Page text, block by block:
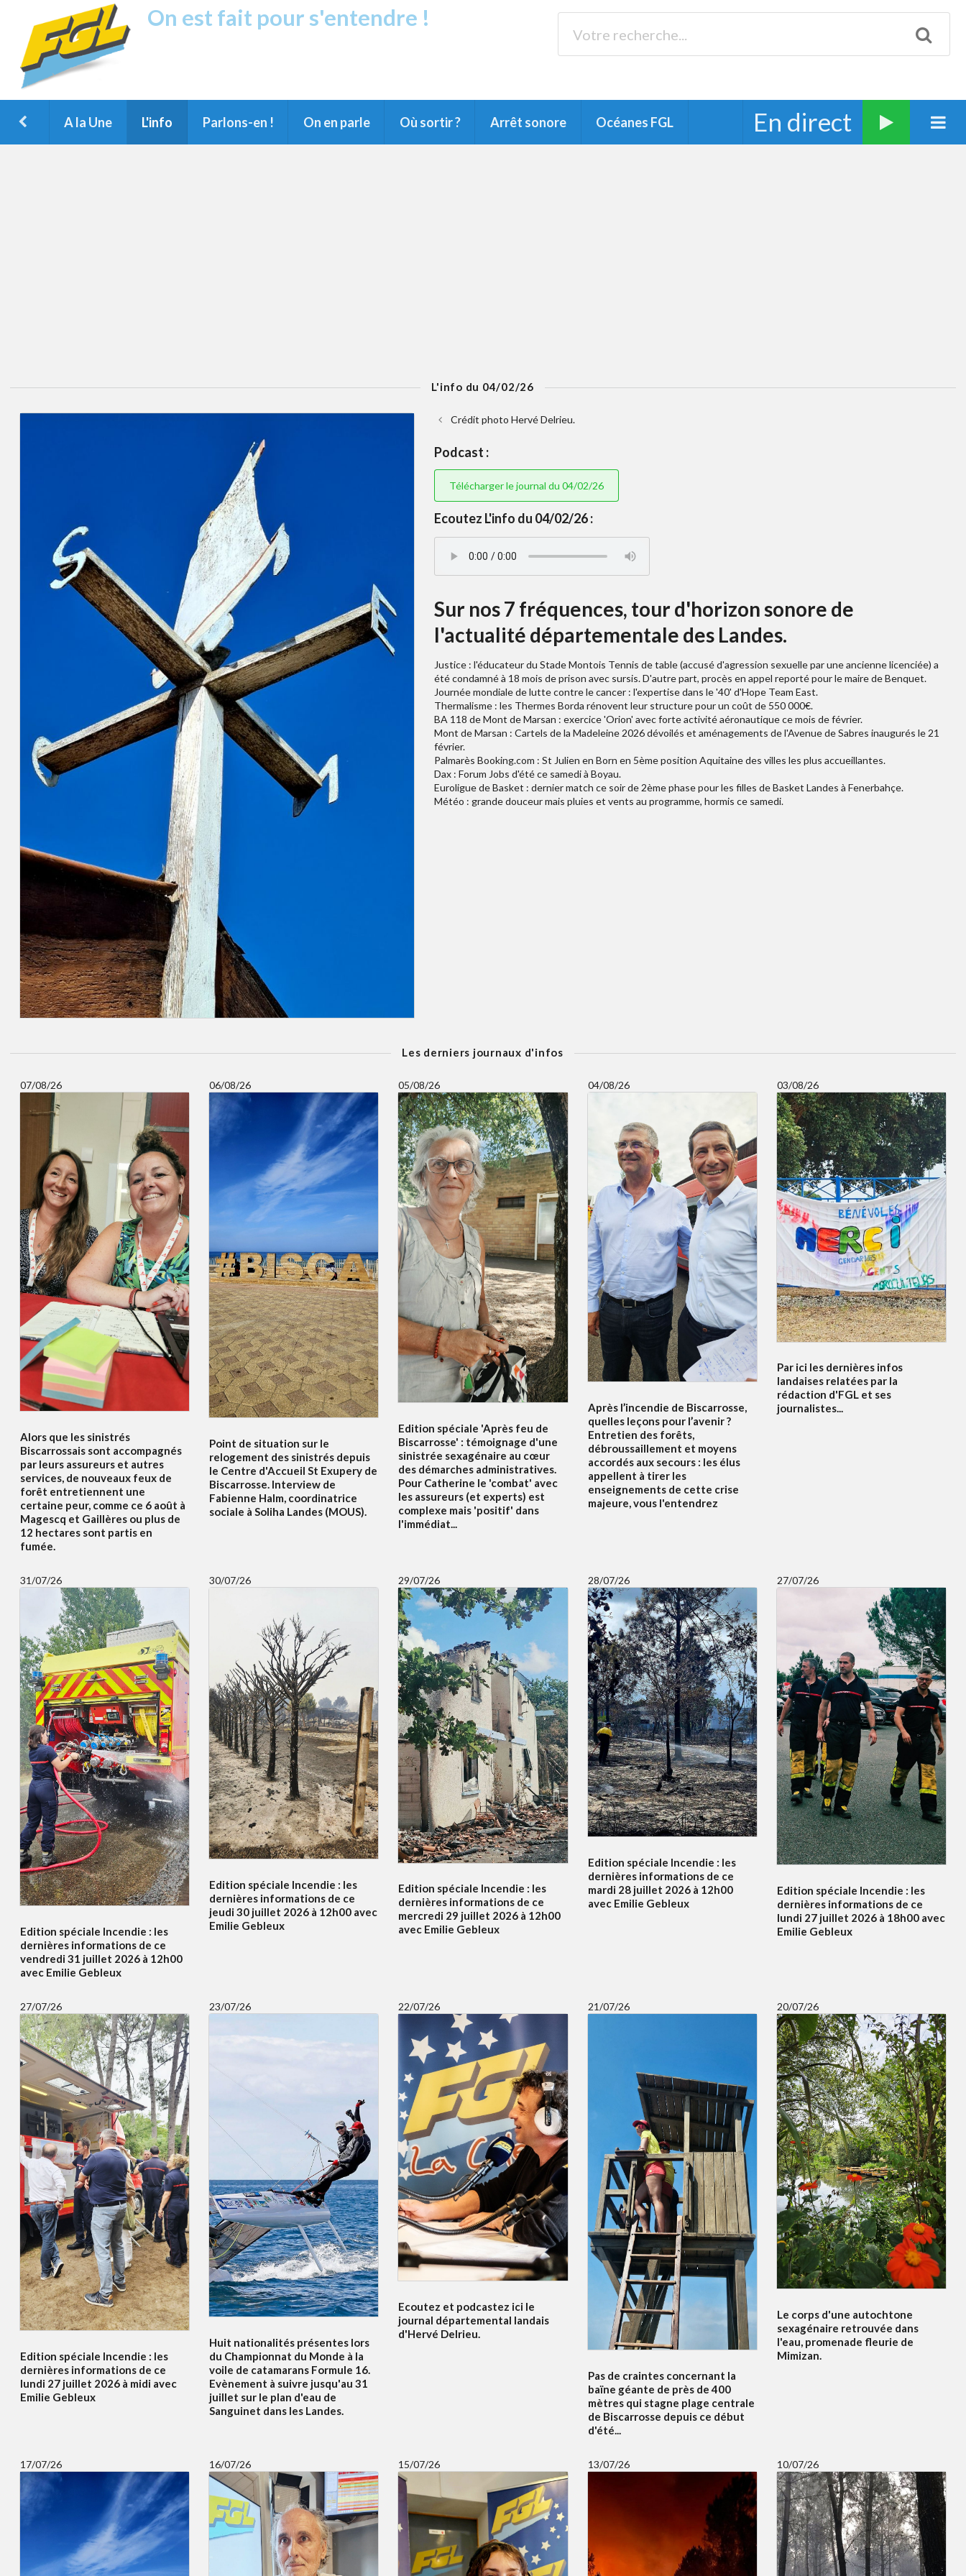
On est fait pour s'entendre !
A la Une L'info Parlons-en ! On en parle Où sortir ? Arrêt sonore Océanes FGL En direct
L'info du 04/02/26
Crédit photo Hervé Delrieu.
Podcast :
Télécharger le journal du 04/02/26
Ecoutez L'info du 04/02/26 :
Sur nos 7 fréquences, tour d'horizon sonore de
l'actualité départementale des Landes.
Justice : l'éducateur du Stade Montois Tennis de table (accusé d'agression sexuelle par une ancienne licenciée) a
été condamné à 18 mois de prison avec sursis. D'autre part, procès en appel reporté pour le maire de Benquet.
Journée mondiale de lutte contre le cancer : l'expertise dans le '40' d'Hope Team East.
Thermalisme : les Thermes Borda rénovent leur structure pour un coût de 550 000€.
BA 118 de Mont de Marsan : exercice 'Orion' avec forte activité aéronautique ce mois de février.
Mont de Marsan : Cartels de la Madeleine 2026 dévoilés et aménagements de l'Avenue de Sabres inaugurés le 21
février.
Palmarès Booking.com : St Julien en Born en 5ème position Aquitaine des villes les plus accueillantes.
Dax : Forum Jobs d'été ce samedi à Boyau.
Euroligue de Basket : dernier match ce soir de 2ème phase pour les filles de Basket Landes à Fenerbahçe.
Météo : grande douceur mais pluies et vents au programme, hormis ce samedi.
Les derniers journaux d'infos
07/08/26
Alors que les sinistrés
Biscarrossais sont accompagnés
par leurs assureurs et autres
services, de nouveaux feux de
forêt entretiennent une
certaine peur, comme ce 6 août à
Magescq et Gaillères ou plus de
12 hectares sont partis en
fumée.
06/08/26
Point de situation sur le
relogement des sinistrés depuis
le Centre d'Accueil St Exupery de
Biscarrosse. Interview de
Fabienne Halm, coordinatrice
sociale à Soliha Landes (MOUS).
05/08/26
Edition spéciale 'Après feu de
Biscarrosse' : témoignage d'une
sinistrée sexagénaire au cœur
des démarches administratives.
Pour Catherine le 'combat' avec
les assureurs (et experts) est
complexe mais 'positif' dans
l'immédiat...
04/08/26
Après l’incendie de Biscarrosse,
quelles leçons pour l’avenir ?
Entretien des forêts,
débroussaillement et moyens
accordés aux secours : les élus
appellent à tirer les
enseignements de cette crise
majeure, vous l'entendrez
03/08/26
Par ici les dernières infos
landaises relatées par la
rédaction d'FGL et ses
journalistes...
31/07/26
Edition spéciale Incendie : les
dernières informations de ce
vendredi 31 juillet 2026 à 12h00
avec Emilie Gebleux
30/07/26
Edition spéciale Incendie : les
dernières informations de ce
jeudi 30 juillet 2026 à 12h00 avec
Emilie Gebleux
29/07/26
Edition spéciale Incendie : les
dernières informations de ce
mercredi 29 juillet 2026 à 12h00
avec Emilie Gebleux
28/07/26
Edition spéciale Incendie : les
dernières informations de ce
mardi 28 juillet 2026 à 12h00
avec Emilie Gebleux
27/07/26
Edition spéciale Incendie : les
dernières informations de ce
lundi 27 juillet 2026 à 18h00 avec
Emilie Gebleux
27/07/26
Edition spéciale Incendie : les
dernières informations de ce
lundi 27 juillet 2026 à midi avec
Emilie Gebleux
23/07/26
Huit nationalités présentes lors
du Championnat du Monde à la
voile de catamarans Formule 16.
Evènement à suivre jusqu'au 31
juillet sur le plan d'eau de
Sanguinet dans les Landes.
22/07/26
Ecoutez et podcastez ici le
journal départemental landais
d'Hervé Delrieu.
21/07/26
Pas de craintes concernant la
baïne géante de près de 400
mètres qui stagne plage centrale
de Biscarrosse depuis ce début
d'été...
20/07/26
Le corps d'une autochtone
sexagénaire retrouvée dans
l'eau, promenade fleurie de
Mimizan.
17/07/26 16/07/26 15/07/26 13/07/26 10/07/26